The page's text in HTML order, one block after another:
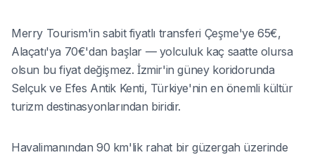
Merry Tourism'in sabit fiyatlı transferi Çeşme'ye 65€,
Alaçatı'ya 70€'dan başlar — yolculuk kaç saatte olursa
olsun bu fiyat değişmez. İzmir'in güney koridorunda
Selçuk ve Efes Antik Kenti, Türkiye'nin en önemli kültür
turizm destinasyonlarından biridir.
Havalimanından 90 km'lik rahat bir güzergah üzerinde